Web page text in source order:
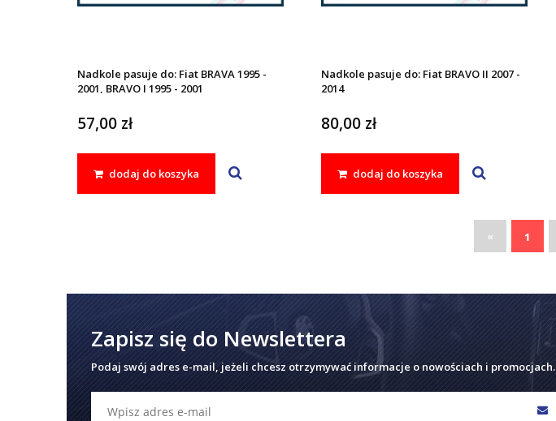
Nadkole pasuje do: Fiat BRAVA 1995 -
2001, BRAVO I 1995 - 2001
57,00 zł
dodaj do koszyka
Nadkole pasuje do: Fiat BRAVO II 2007 -
2014
80,00 zł
dodaj do koszyka
« 1
Zapisz się do Newslettera
Podaj swój adres e-mail, jeżeli chcesz otrzymywać informacje o nowościach i promocjach.